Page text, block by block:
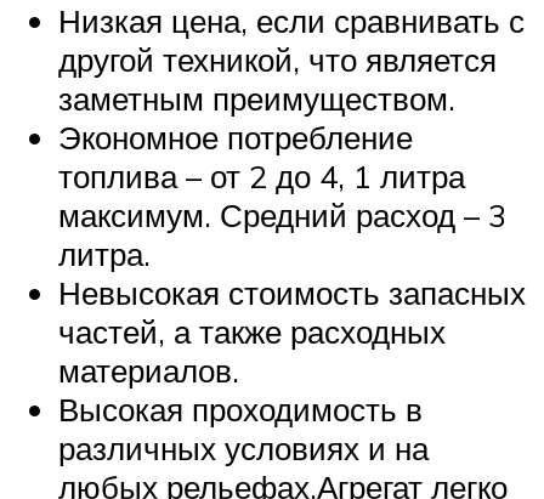
Низкая цена, если сравнивать с
другой техникой, что является
заметным преимуществом.
Экономное потребление
топлива – от 2 до 4, 1 литра
максимум. Средний расход – 3
литра.
Невысокая стоимость запасных
частей, а также расходных
материалов.
Высокая проходимость в
различных условиях и на
любых рельефах.Агрегат легко